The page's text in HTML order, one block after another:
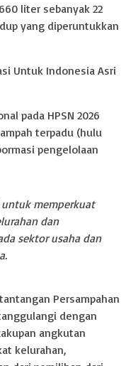
liter sebanyak 22
yang diperuntukkan
Untuk Indonesia Asri
pada HPSN 2026
terpadu (hulu
pengelolaan
memperkuat
dan
sektor usaha dan
Persampahan
dengan
angkutan
kelurahan,